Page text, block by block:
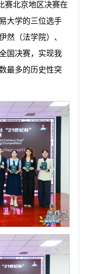
赛北京地区决赛在
大学的三位选手
（法学院）、
国决赛，实现我
最多的历史性突